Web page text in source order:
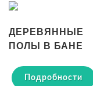
ДЕРЕВЯННЫЕ
ПОЛЫ В БАНЕ
Подробности